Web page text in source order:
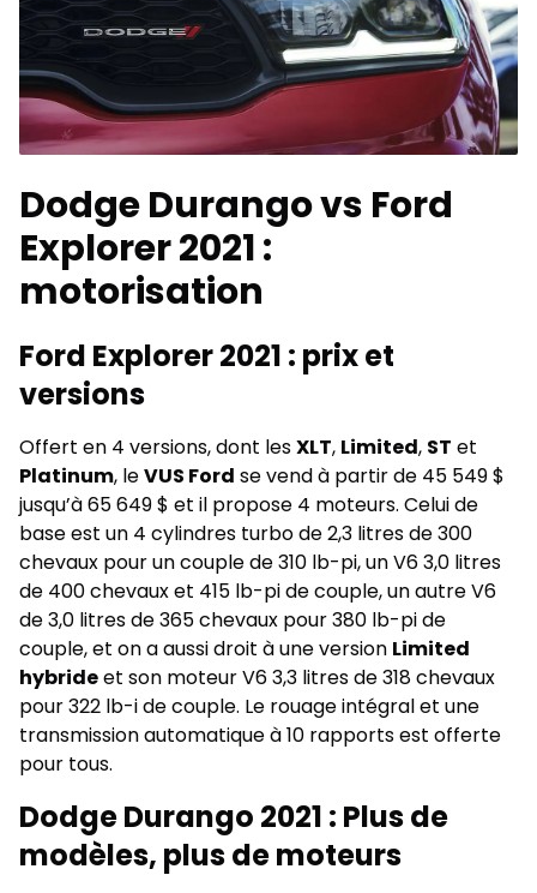
Dodge Durango vs Ford
Explorer 2021 :
motorisation
Ford Explorer 2021 : prix et
versions
Offert en 4 versions, dont lesXLT, Limited, ST et
Platinum, leVUS Ford se vend à partir de 45 549 $
jusqu’à 65 649 $ et il propose 4 moteurs. Celui de
base est un 4 cylindres turbo de 2,3 litres de 300
chevaux pour un couple de 310 lb-pi, un V6 3,0 litres
de 400 chevaux et 415 lb-pi de couple, un autre V6
de 3,0 litres de 365 chevaux pour 380 lb-pi de
couple, et on a aussi droit à une version Limited
hybrideet son moteur V6 3,3 litres de 318 chevaux
pour 322 lb-i de couple. Le rouage intégral et une
transmission automatique à 10 rapports est offerte
pour tous.
Dodge Durango 2021 : Plus de
modèles, plus de moteurs